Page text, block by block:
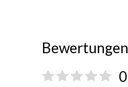
Bewertungen
0